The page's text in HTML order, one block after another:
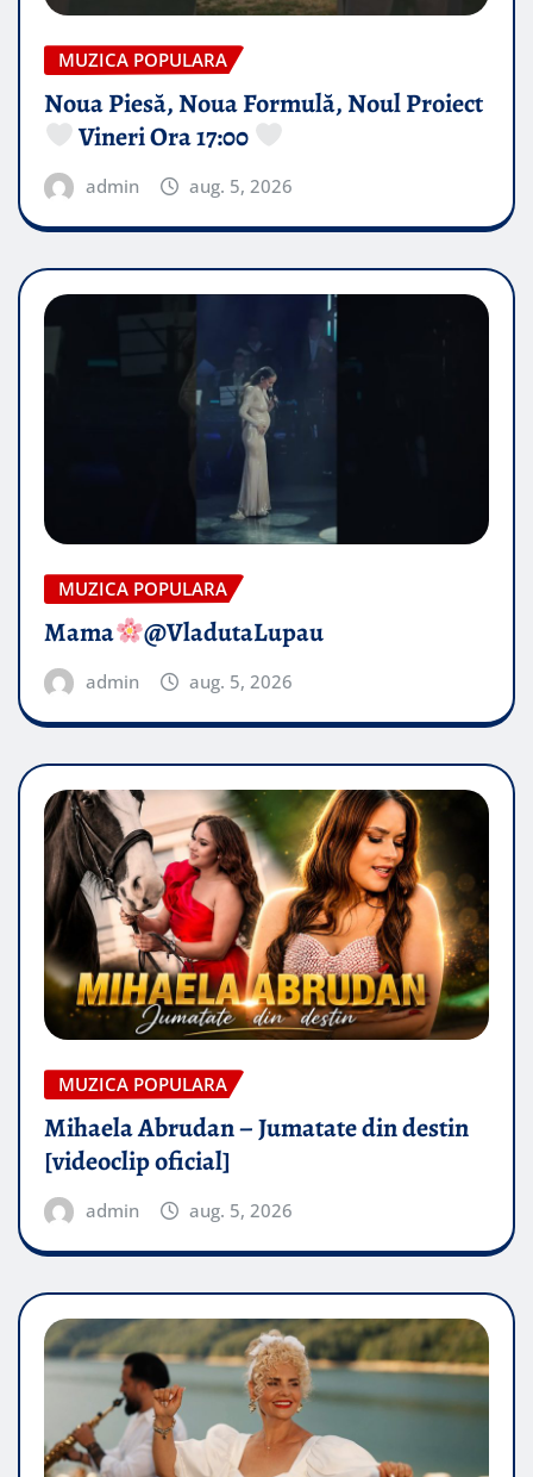
MUZICA POPULARA
Noua Piesă, Noua Formulă, Noul Proiect
Vineri Ora 17:00
admin aug. 5, 2026
MUZICA POPULARA
Mama @VladutaLupau
admin aug. 5, 2026
MUZICA POPULARA
Mihaela Abrudan – Jumatate din destin
[videoclip oficial]
admin aug. 5, 2026